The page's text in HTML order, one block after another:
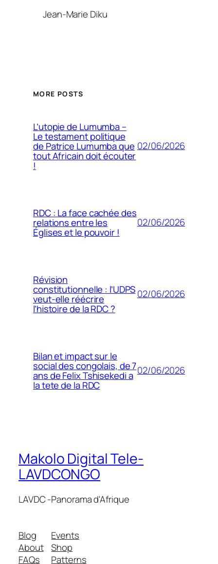
Jean-Marie Diku
MORE POSTS
L’utopie de Lumumba –
Le testament politique
de Patrice Lumumba que
tout Africain doit écouter
!
02/06/2026
RDC : La face cachée des
relations entre les
Églises et le pouvoir !
02/06/2026
Révision
constitutionnelle : l’UDPS
veut-elle réécrire
l’histoire de la RDC ?
02/06/2026
Bilan et impact sur le
social des congolais, de 7
ans de Felix Tshisekedi a
la tete de la RDC
02/06/2026
Makolo Digital Tele-
LAVDCONGO
LAVDC -Panorama d'Afrique
Blog
About
FAQs
Events
Shop
Patterns